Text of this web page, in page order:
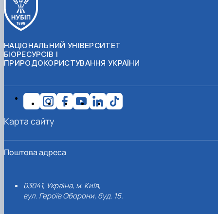
НАЦІОНАЛЬНИЙ УНІВЕРСИТЕТ
БІОРЕСУРСІВ І
ПРИРОДОКОРИСТУВАННЯ УКРАЇНИ
Поштова адреса
03041, Україна, м. Київ,
вул. Героїв Оборони, буд. 15.
Карта сайту